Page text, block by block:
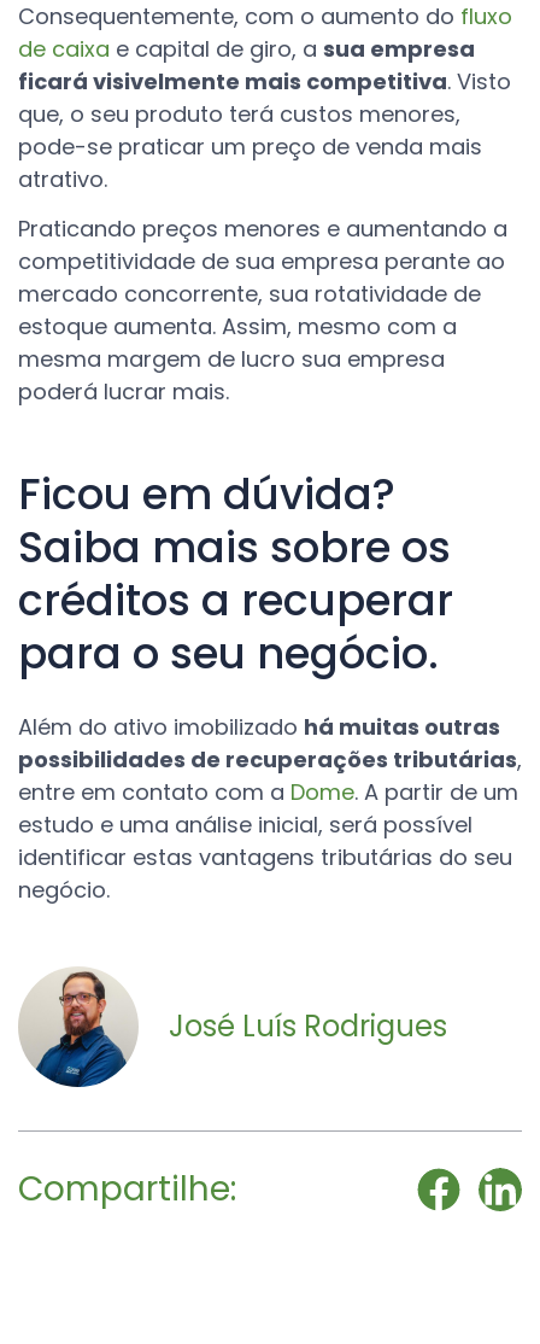
Consequentemente, com o aumento do fluxo
de caixa e capital de giro, a sua empresa
ficará visivelmente mais competitiva. Visto
que, o seu produto terá custos menores,
pode-se praticar um preço de venda mais
atrativo.
Praticando preços menores e aumentando a
competitividade de sua empresa perante ao
mercado concorrente, sua rotatividade de
estoque aumenta. Assim, mesmo com a
mesma margem de lucro sua empresa
poderá lucrar mais.
Ficou em dúvida?
Saiba mais sobre os
créditos a recuperar
para o seu negócio.
Além do ativo imobilizado há muitas outras
possibilidades de recuperações tributárias,
entre em contato com a Dome. A partir de um
estudo e uma análise inicial, será possível
identificar estas vantagens tributárias do seu
negócio.
José Luís Rodrigues
Compartilhe: